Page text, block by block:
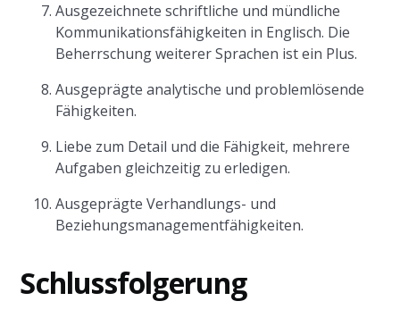
Ausgezeichnete schriftliche und mündliche
Kommunikationsfähigkeiten in Englisch. Die
Beherrschung weiterer Sprachen ist ein Plus.
Ausgeprägte analytische und problemlösende
Fähigkeiten.
Liebe zum Detail und die Fähigkeit, mehrere
Aufgaben gleichzeitig zu erledigen.
Ausgeprägte Verhandlungs- und
Beziehungsmanagementfähigkeiten.
Schlussfolgerung